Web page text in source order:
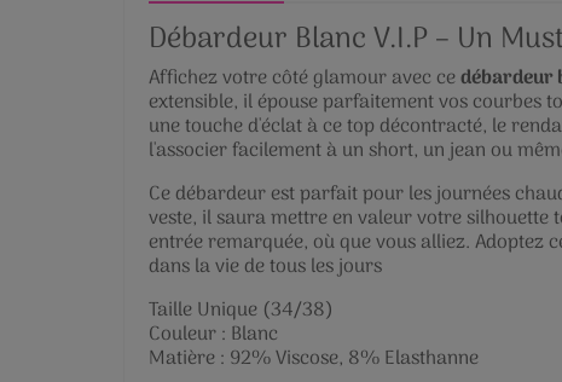
Débardeur Blanc V.I.P – Un
Affichez votre côté glamour avec cedébardeur
extensible, il épouse parfaitement vos courbes
une touche d'éclat à ce top décontracté, le
l'associer facilement à un short, un jean ou
Ce débardeur est parfait pour les journées
veste, il saura mettre en valeur votre silhouette
entrée remarquée, où que vous alliez.
dans la vie de tous les jours
Taille Unique (34/38)
Couleur : Blanc
Matière : 92% Viscose, 8% Elasthanne